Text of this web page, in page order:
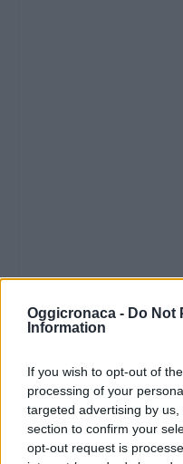
Oggicronaca - Do Not
Information
If you wish to opt-out of
processing of your
targeted advertising by
section to confirm your
opt-out request is